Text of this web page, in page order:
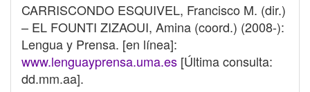
CARRISCONDO ESQUIVEL, Francisco M. (dir.)
– EL FOUNTI ZIZAOUI, Amina (coord.) (2008-):
Lengua y Prensa. [en línea]:
www.lenguayprensa.uma.es [Última consulta:
dd.mm.aa].